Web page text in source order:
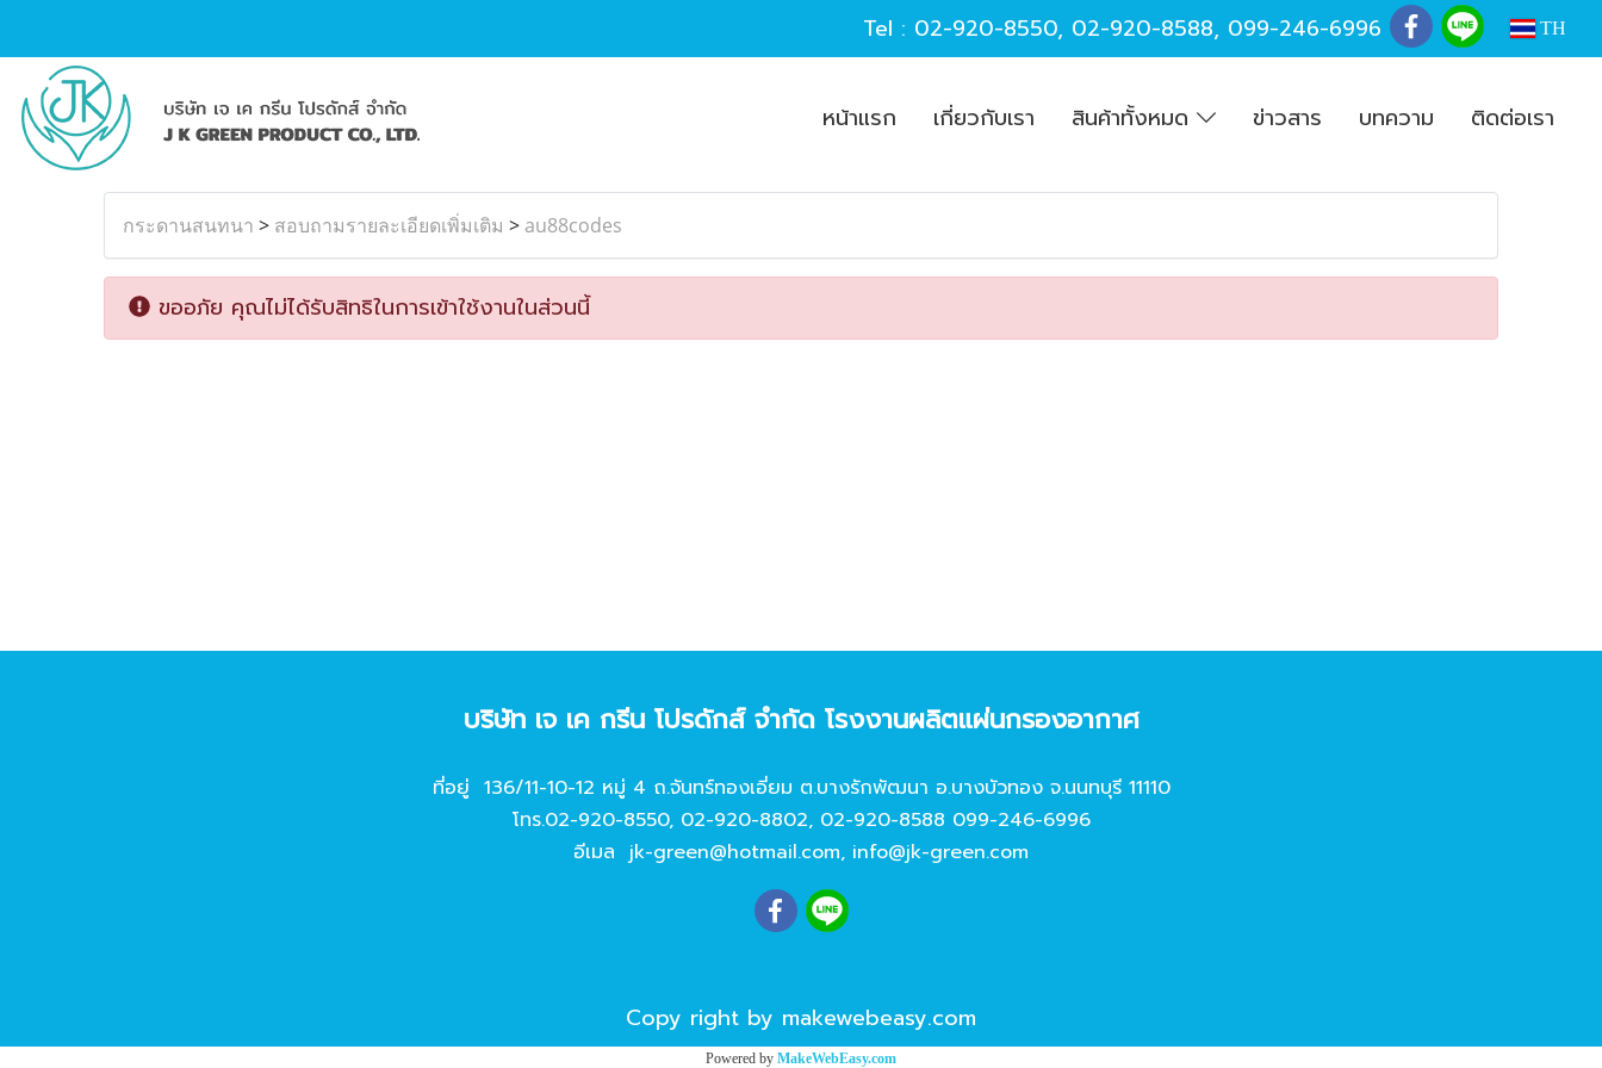
Tel : 02-920-8550, 02-920-8588, 099-246-6996 TH
หน้าแรก เกี่ยวกับเรา สินค้าทั้งหมด ข่าวสาร บทความ ติดต่อเรา
กระดานสนทนา > สอบถามรายละเอียดเพิ่มเติม > au88codes
ขออภัย คุณไม่ได้รับสิทธิในการเข้าใช้งานในส่วนนี้
บริษัท เจ เค กรีน โปรดักส์ จํากัด โรงงานผลิตแผ่นกรองอากาศ
ที่อยู่ 136/11-10-12 หมู่ 4 ถ.จันทร์ทองเอี่ยม ต.บางรักพัฒนา อ.บางบัวทอง จ.นนทบุรี 11110
โทร.02-920-8550, 02-920-8802, 02-920-8588 099-246-6996
อีเมล jk-green@hotmail.com, info@jk-green.com
Copy right by makewebeasy.com
Powered by MakeWebEasy.com